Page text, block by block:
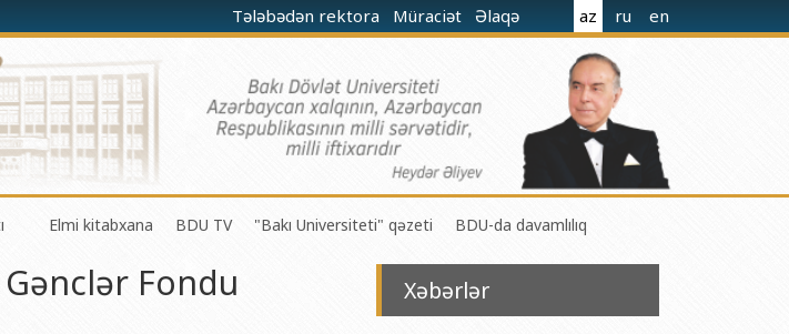
Tələbədən rektora Müraciət Əlaqə az ru en
İnstitutu
Şurası
Elmi kitabxana BDU TV "Bakı Universiteti" qəzeti BDU-da davamlılıq
Fondu
Xəbərlər